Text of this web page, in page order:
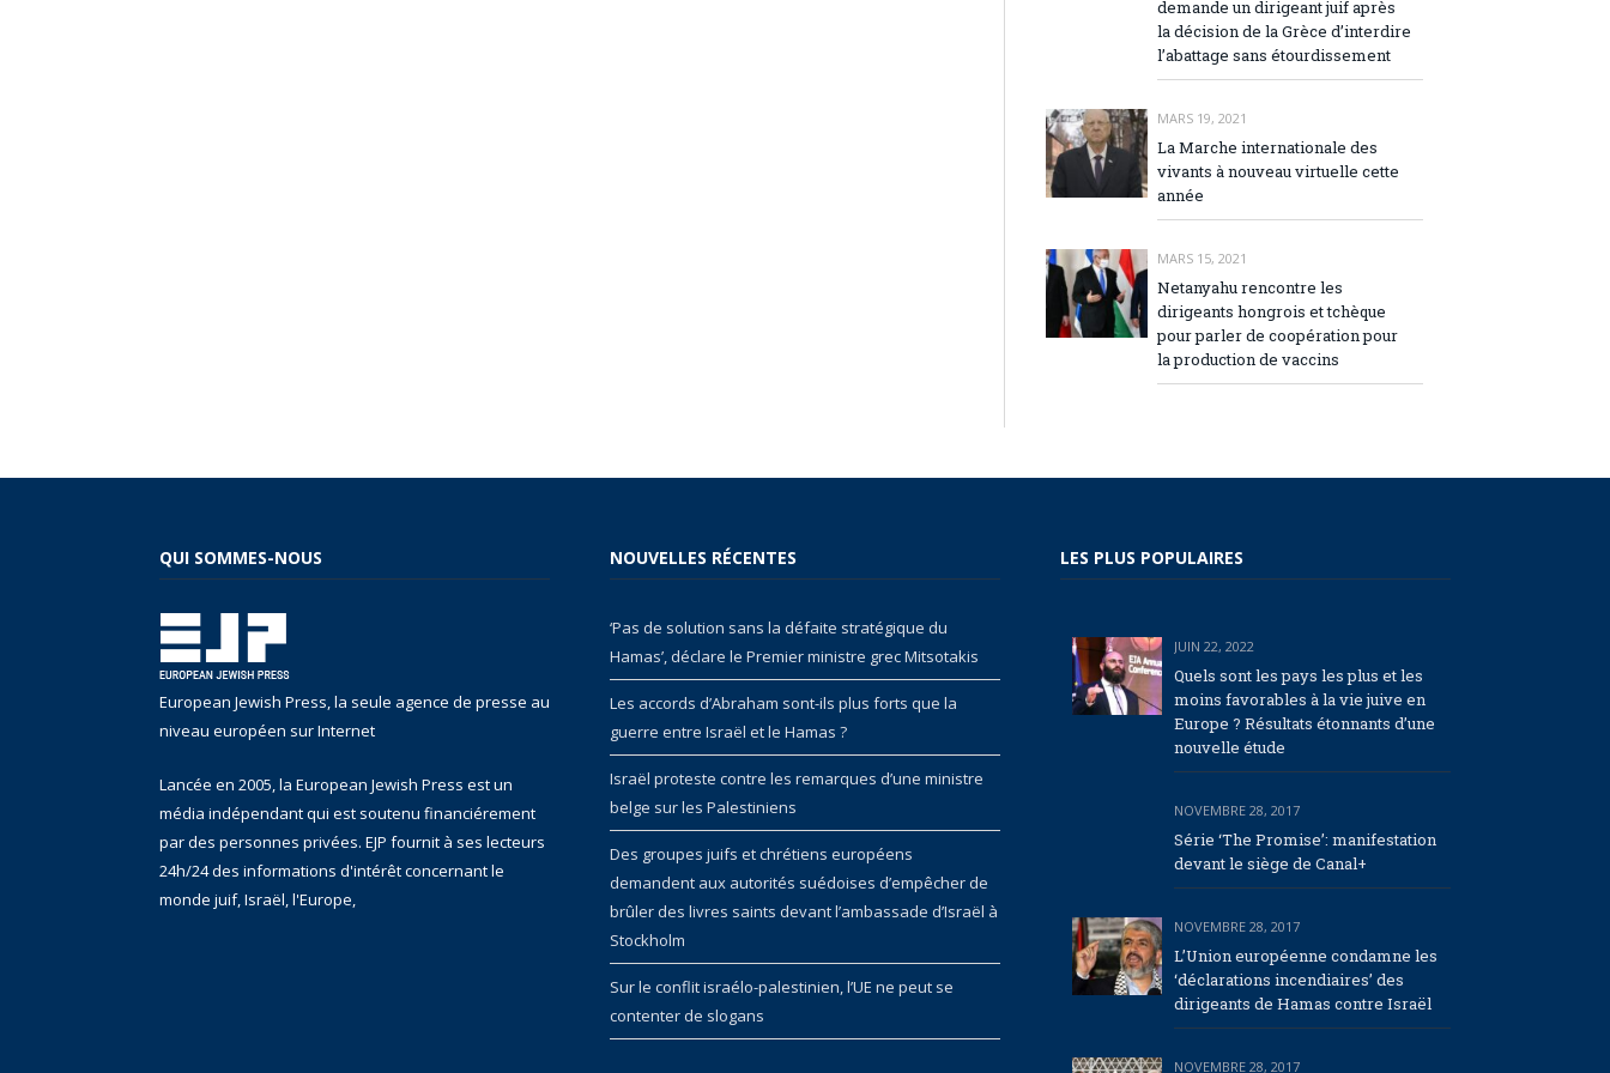
demande un dirigeant juif après
la décision de la Grèce d’interdire
l’abattage sans étourdissement
MARS 19, 2021
La Marche internationale des
vivants à nouveau virtuelle cette
année
MARS 15, 2021
Netanyahu rencontre les
dirigeants hongrois et tchèque
pour parler de coopération pour
la production de vaccins
QUI SOMMES-NOUS
European Jewish Press, la seule agence de presse au
niveau européen sur Internet
Lancée en 2005, la European Jewish Press est un
média indépendant qui est soutenu financiérement
par des personnes privées. EJP fournit à ses lecteurs
24h/24 des informations d'intérêt concernant le
monde juif, Israël, l'Europe,
NOUVELLES RÉCENTES
‘Pas de solution sans la défaite stratégique du
Hamas’, déclare le Premier ministre grec Mitsotakis
Les accords d’Abraham sont-ils plus forts que la
guerre entre Israël et le Hamas ?
Israël proteste contre les remarques d’une ministre
belge sur les Palestiniens
Des groupes juifs et chrétiens européens
demandent aux autorités suédoises d’empêcher de
brûler des livres saints devant l’ambassade d’Israël à
Stockholm
Sur le conflit israélo-palestinien, l’UE ne peut se
contenter de slogans
LES PLUS POPULAIRES
JUIN 22, 2022
Quels sont les pays les plus et les
moins favorables à la vie juive en
Europe ? Résultats étonnants d’une
nouvelle étude
NOVEMBRE 28, 2017
Série ‘The Promise’: manifestation
devant le siège de Canal+
NOVEMBRE 28, 2017
L’Union européenne condamne les
‘déclarations incendiaires’ des
dirigeants de Hamas contre Israël
NOVEMBRE 28, 2017